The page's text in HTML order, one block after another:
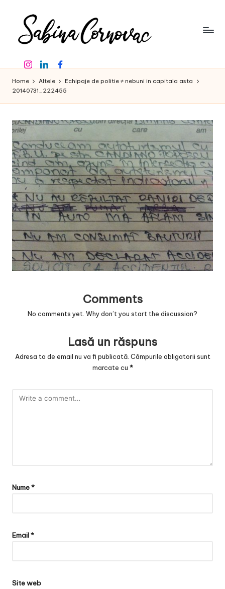
content
a
b
in
a
C
o
r
n
o
v
a
c
creator
de
conținut
de
ani
-
InstagramLinkedinFacebook
Home Altele
Echipaje de politie ≠ nebuni in capitala asta
20140731_222455
Comments
No comments yet. Why don’t you start the discussion?
Lasă un răspuns
Adresa ta de email nu va fi publicată. Câmpurile obligatorii sunt
marcate cu *
Nume*
Email*
Site web